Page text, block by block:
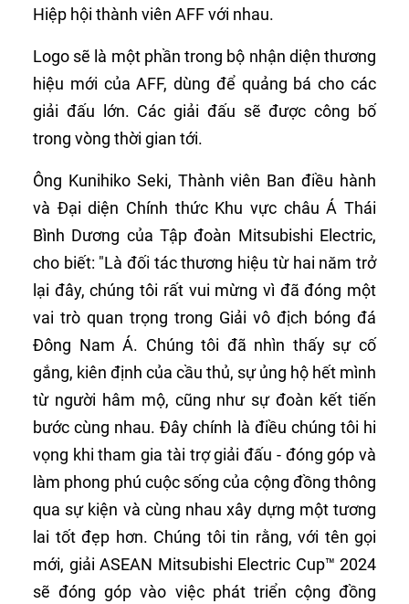
Hiệp hội thành viên AFF với nhau.
Logo sẽ là một phần trong bộ nhận diện thương
hiệu mới của AFF, dùng để quảng bá cho các
giải đấu lớn. Các giải đấu sẽ được công bố
trong vòng thời gian tới.
Ông Kunihiko Seki, Thành viên Ban điều hành
và Đại diện Chính thức Khu vực châu Á Thái
Bình Dương của Tập đoàn Mitsubishi Electric,
cho biết: "Là đối tác thương hiệu từ hai năm trở
lại đây, chúng tôi rất vui mừng vì đã đóng một
vai trò quan trọng trong Giải vô địch bóng đá
Đông Nam Á. Chúng tôi đã nhìn thấy sự cố
gắng, kiên định của cầu thủ, sự ủng hộ hết mình
từ người hâm mộ, cũng như sự đoàn kết tiến
bước cùng nhau. Đây chính là điều chúng tôi hi
vọng khi tham gia tài trợ giải đấu - đóng góp và
làm phong phú cuộc sống của cộng đồng thông
qua sự kiện và cùng nhau xây dựng một tương
lai tốt đẹp hơn. Chúng tôi tin rằng, với tên gọi
mới, giải ASEAN Mitsubishi Electric Cup™ 2024
sẽ đóng góp vào việc phát triển cộng đồng